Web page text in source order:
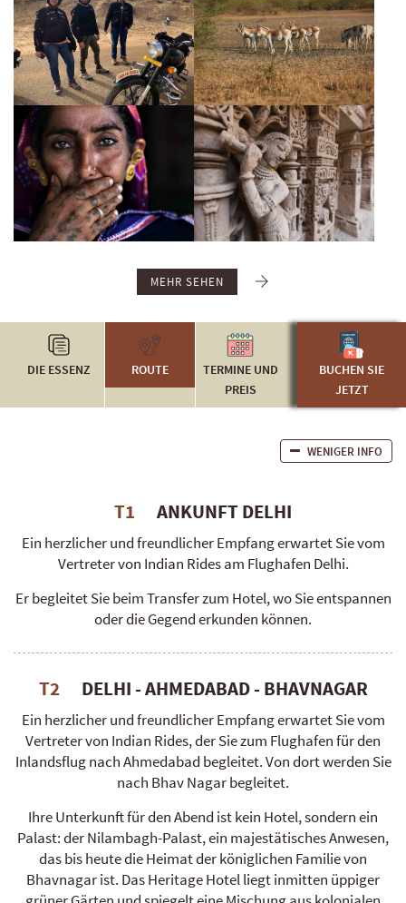
MEHR SEHEN
DIE ESSENZ ROUTE
TERMINE UND
PREIS
WAS IST
INKLUSIVE
BUCHEN SIE
JETZT
WENIGER INFO
T1 ANKUNFT DELHI
Ein herzlicher und freundlicher Empfang erwartet Sie vom
Vertreter von Indian Rides am Flughafen Delhi.
Er begleitet Sie beim Transfer zum Hotel, wo Sie entspannen
oder die Gegend erkunden können.
T2 DELHI - AHMEDABAD - BHAVNAGAR
Ein herzlicher und freundlicher Empfang erwartet Sie vom
Vertreter von Indian Rides, der Sie zum Flughafen für den
Inlandsflug nach Ahmedabad begleitet. Von dort werden Sie
nach Bhav Nagar begleitet.
Ihre Unterkunft für den Abend ist kein Hotel, sondern ein
Palast: der Nilambagh-Palast, ein majestätisches Anwesen,
das bis heute die Heimat der königlichen Familie von
Bhavnagar ist. Das Heritage Hotel liegt inmitten üppiger